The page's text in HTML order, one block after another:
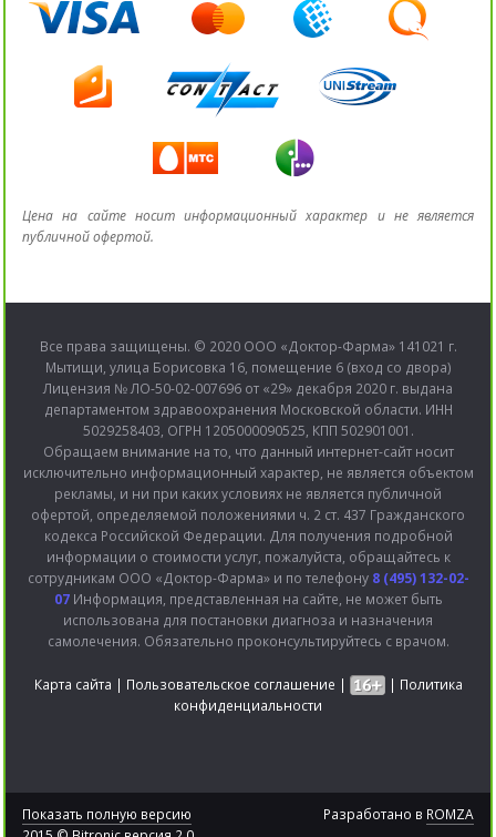
Цена на сайте носит информационный характер и не является
публичной офертой.
Все права защищены. © 2020 ООО «Доктор-Фарма» 141021 г.
Мытищи, улица Борисовка 16, помещение 6 (вход со двора)
Лицензия № ЛО-50-02-007696 от «29» декабря 2020 г. выдана
департаментом здравоохранения Московской области. ИНН
5029258403, ОГРН 1205000090525, КПП 502901001.
Обращаем внимание на то, что данный интернет-сайт носит
исключительно информационный характер, не является объектом
рекламы, и ни при каких условиях не является публичной
офертой, определяемой положениями ч. 2 ст. 437 Гражданского
кодекса Российской Федерации. Для получения подробной
информации о стоимости услуг, пожалуйста, обращайтесь к
сотрудникам ООО «Доктор-Фарма» и по телефону 8 (495) 132-02-
07Информация, представленная на сайте, не может быть
использована для постановки диагноза и назначения
самолечения. Обязательно проконсультируйтесь с врачом.
Карта сайта | Пользовательское соглашение | | Политика
конфиденциальности
Показать полную версию
Разработано в ROMZA